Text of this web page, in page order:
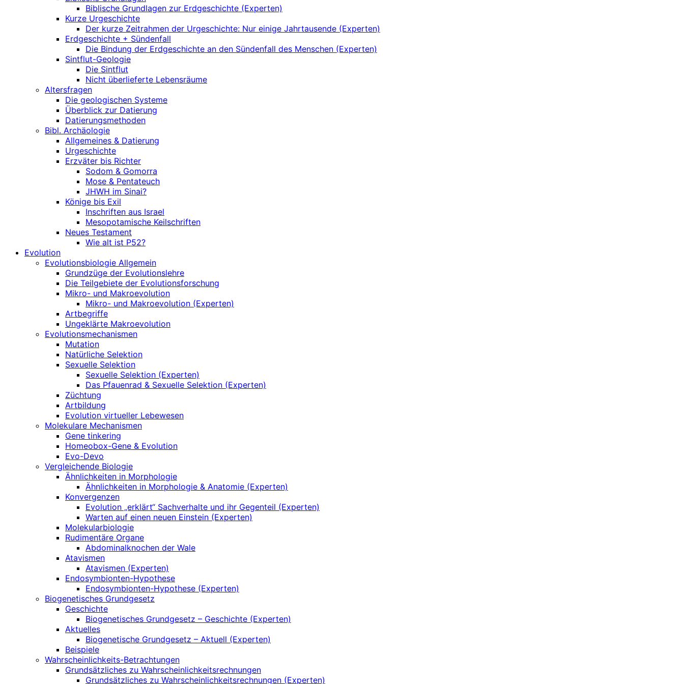
Biblische Grundlagen zur Erdgeschichte (Experten)
Kurze Urgeschichte
Der kurze Zeitrahmen der Urgeschichte: Nur einige Jahrtausende (Experten)
Erdgeschichte + Sündenfall
Die Bindung der Erdgeschichte an den Sündenfall des Menschen (Experten)
Sintflut-Geologie
Die Sintflut
Nicht überlieferte Lebensräume
Altersfragen
Die geologischen Systeme
Überblick zur Datierung
Datierungsmethoden
Bibl. Archäologie
Allgemeines & Datierung
Urgeschichte
Erzväter bis Richter
Sodom & Gomorra
Mose & Pentateuch
JHWH im Sinai?
Könige bis Exil
Inschriften aus Israel
Mesopotamische Keilschriften
Neues Testament
Wie alt ist P52?
Evolution
Evolutionsbiologie Allgemein
Grundzüge der Evolutionslehre
Die Teilgebiete der Evolutionsforschung
Mikro- und Makroevolution
Mikro- und Makroevolution (Experten)
Artbegriffe
Ungeklärte Makroevolution
Evolutionsmechanismen
Mutation
Natürliche Selektion
Sexuelle Selektion
Sexuelle Selektion (Experten)
Das Pfauenrad & Sexuelle Selektion (Experten)
Züchtung
Artbildung
Evolution virtueller Lebewesen
Molekulare Mechanismen
Gene tinkering
Homeobox-Gene & Evolution
Evo-Devo
Vergleichende Biologie
Ähnlichkeiten in Morphologie
Ähnlichkeiten in Morphologie & Anatomie (Experten)
Konvergenzen
Evolution „erklärt“ Sachverhalte und ihr Gegenteil (Experten)
Warten auf einen neuen Einstein (Experten)
Molekularbiologie
Rudimentäre Organe
Abdominalknochen der Wale
Atavismen
Atavismen (Experten)
Endosymbionten-Hypothese
Endosymbionten-Hypothese (Experten)
Biogenetisches Grundgesetz
Geschichte
Biogenetisches Grundgesetz – Geschichte (Experten)
Aktuelles
Biogenetische Grundgesetz – Aktuell (Experten)
Beispiele
Wahrscheinlichkeits-Betrachtungen
Grundsätzliches zu Wahrscheinlichkeitsrechnungen
Grundsätzliches zu Wahrscheinlichkeitsrechnungen (Experten)